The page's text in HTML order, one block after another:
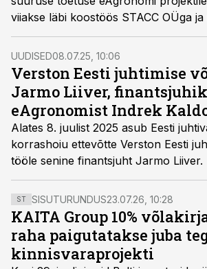
viiakse läbi koostöös STACC OÜga ja
võimalikuks tänu Eesti
UUDISED08.07.25, 10:06
Verston Eesti juhtimise
Jarmo Liiver,
eAgronomist Indrek
Alates 8. juulist 2025 asub Eesti
korrashoiu ettevõtte Verston Eesti
tööle senine finantsjuht Jarmo Liiver.
ST SISUTURUNDUS23.07.26, 10:28
KAITA Group 10%
raha paigutatakse juba
kinnisvaraprojekti